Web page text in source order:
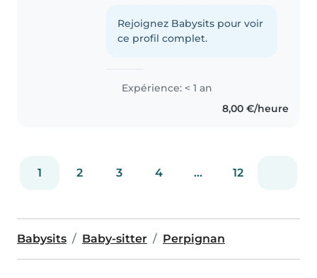
temps partiel. Je suis disponible
pour toute sorte d'activité
Rejoignez Babysits pour voir
ce profil complet.
Expérience: < 1 an
8,00 €/heure
1 2 3 4 ... 12
Babysits Baby-sitter Perpignan